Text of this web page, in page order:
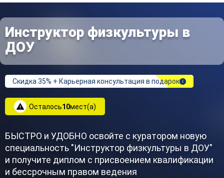
Инструктор физкультуры в
ДОУ
Скидка 35% + Карьерная консультация в подарок i
Осталось10мест(а)
БЫСТРО и УДОБНО освойте с куратором новую
специальность "Инструктор физкультуры в ДОУ"
и получите диплом с присвоением квалификации
и бессрочным правом ведения